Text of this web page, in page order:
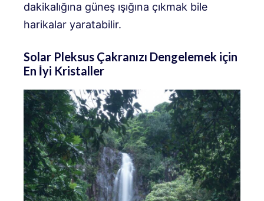
dakikalığına güneş ışığına çıkmak bile
harikalar yaratabilir.
Solar Pleksus Çakranızı Dengelemek için
En İyi Kristaller